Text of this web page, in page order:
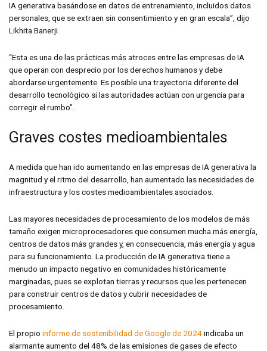
IA generativa basándose en datos de entrenamiento, incluidos datos
personales, que se extraen sin consentimiento y en gran escala”, dijo
Likhita Banerji.
“Esta es una de las prácticas más atroces entre las empresas de IA
que operan con desprecio por los derechos humanos y debe
abordarse urgentemente. Es posible una trayectoria diferente del
desarrollo tecnológico si las autoridades actúan con urgencia para
corregir el rumbo”.
Graves costes medioambientales
A medida que han ido aumentando en las empresas de IA generativa la
magnitud y el ritmo del desarrollo, han aumentado las necesidades de
infraestructura y los costes medioambientales asociados.
Las mayores necesidades de procesamiento de los modelos de más
tamaño exigen microprocesadores que consumen mucha más energía,
centros de datos más grandes y, en consecuencia, más energía y agua
para su funcionamiento. La producción de IA generativa tiene a
menudo un impacto negativo en comunidades históricamente
marginadas, pues se explotan tierras y recursos que les pertenecen
para construir centros de datos y cubrir necesidades de
procesamiento.
El propio informe de sostenibilidad de Google de 2024indicaba un
alarmante aumento del 48% de las emisiones de gases de efecto